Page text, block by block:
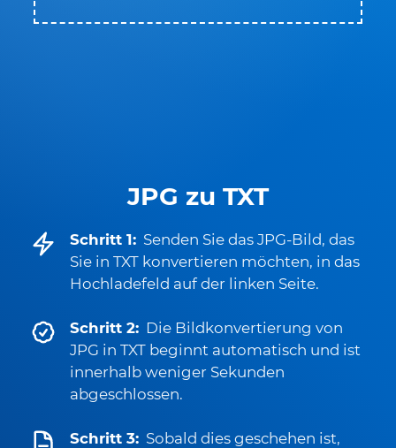
JPG zu TXT
Schritt 1: Senden Sie das JPG-Bild, das
Sie in TXT konvertieren möchten, in das
Hochladefeld auf der linken Seite.
Schritt 2: Die Bildkonvertierung von
JPG in TXT beginnt automatisch und ist
innerhalb weniger Sekunden
abgeschlossen.
Schritt 3: Sobald dies geschehen ist,